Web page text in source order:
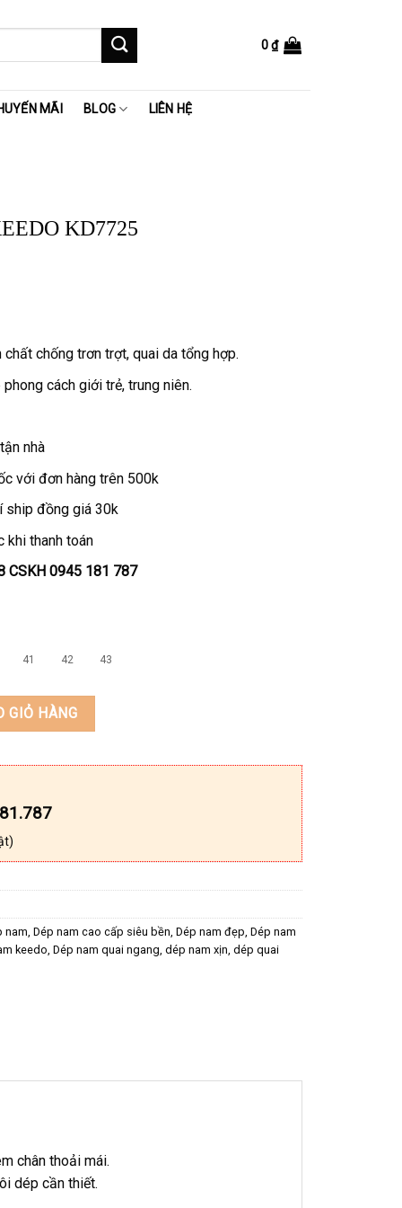
0₫
MÃI BLOG LIÊN HỆ
KD7725
chống trơn trợt, quai da tổng hợp.
cách giới trẻ, trung niên.
nhà
với đơn hàng trên 500k
ship đồng giá 30k
khi thanh toán
CSKH 0945 181 787
41 42 43
số lượng
GIỎ HÀNG
nam Dép nam cao cấp siêu bền Dép nam đẹp Dép nam
keedo Dép nam quai ngang dép nam xịn dép quai
chân thoải mái.
dép cần thiết.